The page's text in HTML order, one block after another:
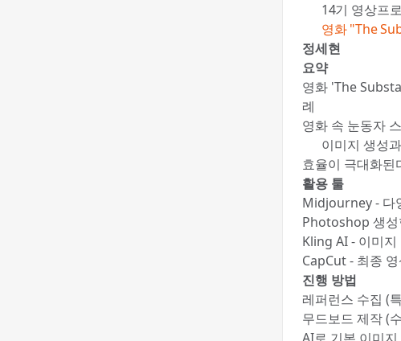
📚 14기 영상프
영화 "The
정세현
요약
영화 'The
례
영화 속 눈동자
🍯 이미지 생성
효율이 극대화된
활용 툴
Midjourney - 다
Photoshop 생성
Kling AI - 이미
CapCut - 최종
진행 방법
레퍼런스 수집 (
무드보드 제작 (